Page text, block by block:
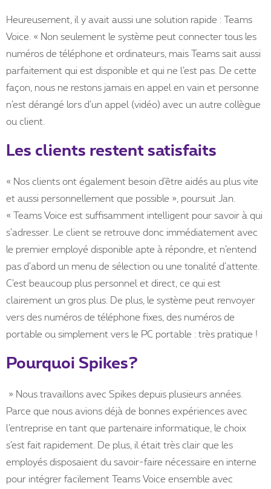
Heureusement, il y avait aussi une solution rapide : Teams
Voice. « Non seulement le système peut connecter tous les
numéros de téléphone et ordinateurs, mais Teams sait aussi
parfaitement qui est disponible et qui ne l’est pas. De cette
façon, nous ne restons jamais en appel en vain et personne
n’est dérangé lors d’un appel (vidéo) avec un autre collègue
ou client.
Les clients restent satisfaits
« Nos clients ont également besoin d’être aidés au plus vite
et aussi personnellement que possible », poursuit Jan.
« Teams Voice est suffisamment intelligent pour savoir à qui
s’adresser. Le client se retrouve donc immédiatement avec
le premier employé disponible apte à répondre, et n’entend
pas d’abord un menu de sélection ou une tonalité d’attente.
C’est beaucoup plus personnel et direct, ce qui est
clairement un gros plus. De plus, le système peut renvoyer
vers des numéros de téléphone fixes, des numéros de
portable ou simplement vers le PC portable : très pratique !
Pourquoi Spikes?
» Nous travaillons avec Spikes depuis plusieurs années.
Parce que nous avions déjà de bonnes expériences avec
l’entreprise en tant que partenaire informatique, le choix
s’est fait rapidement. De plus, il était très clair que les
employés disposaient du savoir-faire nécessaire en interne
pour intégrer facilement Teams Voice ensemble avec